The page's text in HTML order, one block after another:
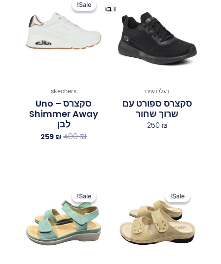
פריטים נוספים במיוחד בשבילך
נעלי נשים
סקצרס ספורט עם
שרוך שחור
250 ₪
Sale!
Sale!
skechers
סקצרס Uno –
Shimmer Away
לבן
400₪
היה:
259 ₪
הוא:
259 ₪.
Sale!
Sale!
היה:
200 ₪.
150 ₪.
Sale!
Sale!
היה:
200 ₪.
150 ₪.